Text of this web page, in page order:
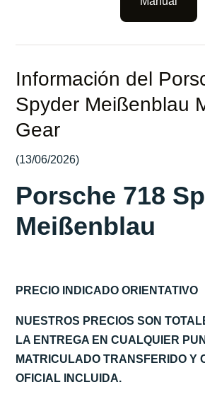
Información del
Spyder Meißenblau
Gear
(13/06/2026)
Porsche 718
Meißenblau
PRECIO INDICADO ORIENTATIVO
NUESTROS PRECIOS SON
LA ENTREGA EN CUALQUIER
MATRICULADO TRANSFERIDO Y
OFICIAL INCLUIDA.